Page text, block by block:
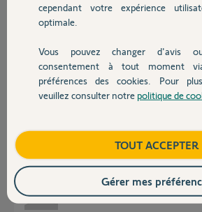
Devis avec un pro
Contact
Non, cette tempo est figée.
Charly il y a plus d'un an
La carte est neuve, installée il y a 1 mois. Que
Philippe P. il y a plus d'un an
cependant votre expérience
optimale.
Vous pouvez changer d'avis
consentement à tout moment
préférences des cookies. Pour
veuillez consulter notre politique de
TOUT ACCEPTER
Gérer mes